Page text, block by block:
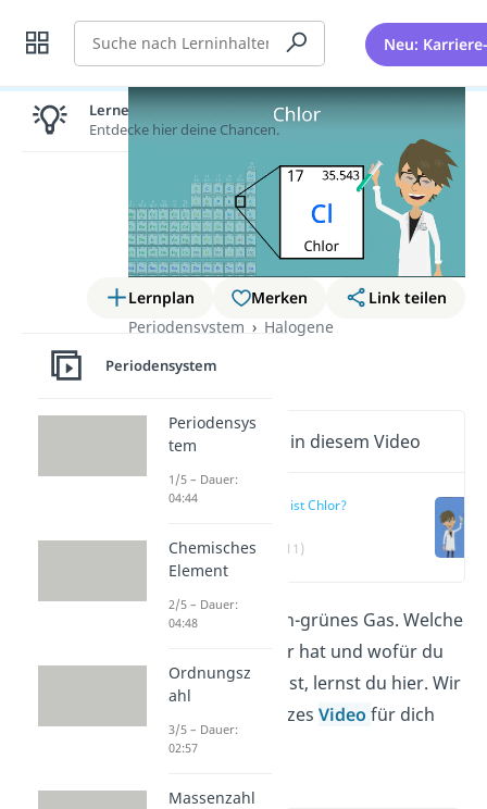
Suche Neu:
Lernplan Merken
Link teilen
Periodensystem
Halogene
Chlor
Wichtige Inhalte in diesem Video
Was ist Chlor?
(00:11)
Chlor ist ein gelblich-grünes Gas. Welche
Eigenschaften Chlor hat und wofür du
es verwenden kannst, lernst du hier. Wir
haben auch ein kurzes Video für dich
vorbereitet!
Lernen lohnt sich!
Entdecke hier deine Chancen.
Periodensystem
Periodensys
tem
1/5 – Dauer:
04:44
Chemisches
Element
2/5 – Dauer:
04:48
Ordnungsz
ahl
3/5 – Dauer:
02:57
Massenzahl